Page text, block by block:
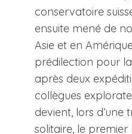
conservatoire
ensuite mené de
Asie et en
prédilection pour
après deux
collègues
devient, lors d’une
solitaire, le